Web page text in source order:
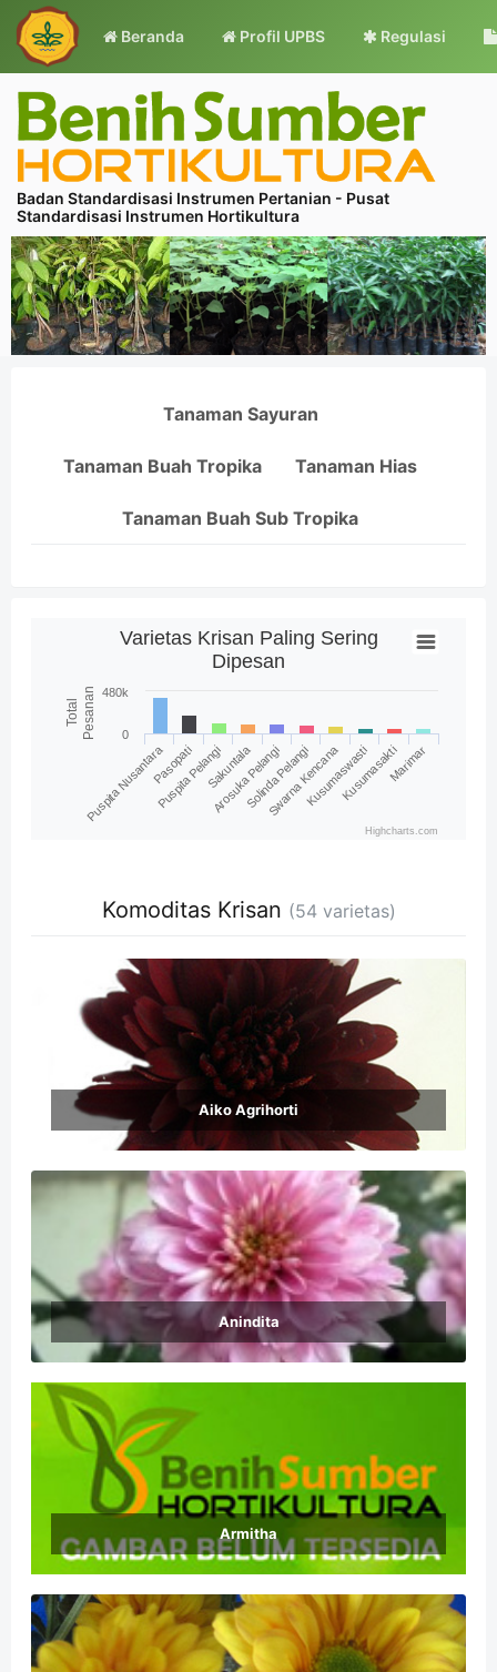
Beranda Profil UPBS Regulasi
Badan Standardisasi Instrumen Pertanian - Pusat
Standardisasi Instrumen Hortikultura
Tanaman Sayuran
Tanaman Buah Tropika Tanaman Hias
Tanaman Buah Sub Tropika
Total Pesanan
Varietas Krisan Paling Sering
Dipesan
Puspita NusantaraPasopati
Puspita PelangiSakuntala
Arosuka Pelangi
Solinda Pelangi
Swarna Kencana
KusumaswastiKusumasaktiMarimar
0
480k
Highcharts.com
Komoditas Krisan (54 varietas)
Aiko Agrihorti
Anindita
Armitha